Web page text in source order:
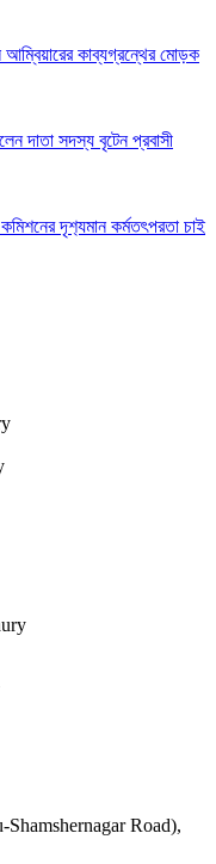
আম্বিয়ারের কাব্যগ্রন্থের মোড়ক
দাতা সদস্য বৃটেন প্রবাসী
কমিশনের দৃশ‍্যমান কর্মতৎপরতা চাই
Road),